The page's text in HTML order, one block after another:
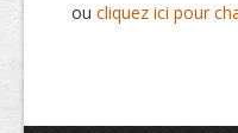
ou cliquez ici pour